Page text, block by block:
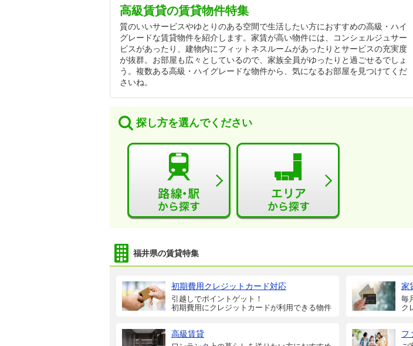
高級賃貸の賃貸物件特集
質のいいサービスやゆとりのある空間で生活したい方におすすめの高級・ハイ
グレードな賃貸物件を紹介します。家賃が高い物件には、コンシェルジュサー
ビスがあったり、建物内にフィットネスルームがあったりとサービスの充実度
が抜群。お部屋も広々としているので、家族全員がゆったりと過ごせるでしょ
う。複数ある高級・ハイグレードな物件から、気になるお部屋を見つけてくだ
さいね。
探し方を選んでください
福井県の賃貸特集
初期費用クレジットカード対応
引越しでポイントゲット！
初期費用にクレジットカードが利用できる物件
家
毎
ク
高級賃貸 フ